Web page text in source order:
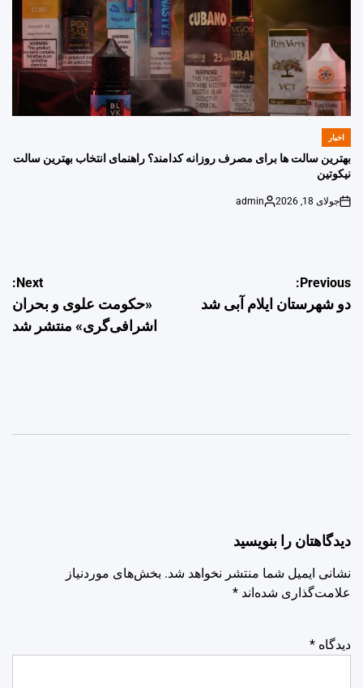
POSTED
اخبار
بهترین سالت ها برای مصرف روزانه کدامند؟ راهنمای انتخاب بهترین سالت
نیکوتین
on
جولای 18, 2026
Posted
admin
راهبری
نوشته
Previous:
دو شهرستان ایلام آبی شد
Next:
«حکومت علوی و بحران
اشرافی‌گری» منتشر شد
دیدگاهتان را بنویسید
نشانی ایمیل شما منتشر نخواهد شد. بخش‌های موردنیاز
علامت‌گذاری شده‌اند *
دیدگاه *